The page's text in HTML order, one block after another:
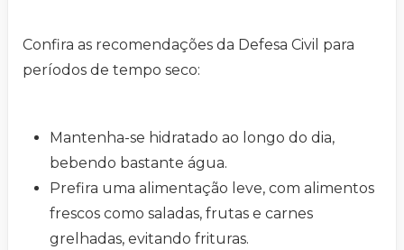
Confira as recomendações da Defesa Civil para
períodos de tempo seco:
Mantenha-se hidratado ao longo do dia,
bebendo bastante água.
Prefira uma alimentação leve, com alimentos
frescos como saladas, frutas e carnes
grelhadas, evitando frituras.